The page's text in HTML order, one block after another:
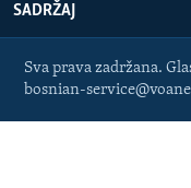
SADRŽAJ
Sva prava zadržana.
bosnian-